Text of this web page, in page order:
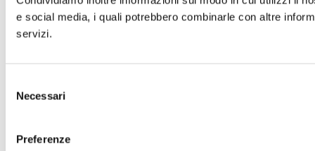
e social media, i quali potrebbero combinarle con altre
servizi.
delNecessari
Preferenze